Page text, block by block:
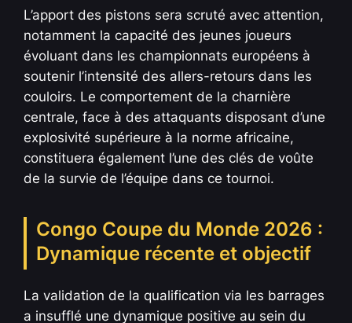
L’apport des pistons sera scruté avec attention,
notamment la capacité des jeunes joueurs
évoluant dans les championnats européens à
soutenir l’intensité des allers-retours dans les
couloirs. Le comportement de la charnière
centrale, face à des attaquants disposant d’une
explosivité supérieure à la norme africaine,
constituera également l’une des clés de voûte
de la survie de l’équipe dans ce tournoi.
Congo Coupe du Monde 2026 :
Dynamique récente et objectif
La validation de la qualification via les barrages
a insufflé une dynamique positive au sein du